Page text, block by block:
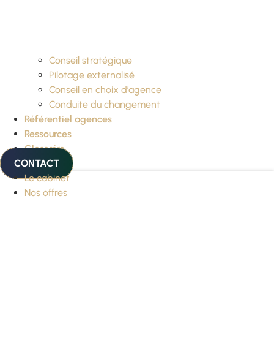
Conseil stratégique
Pilotage externalisé
Conseil en choix d’agence
Conduite du changement
Référentiel agences
Ressources
Glossaire
CONTACT
Le cabinet
Nos offres